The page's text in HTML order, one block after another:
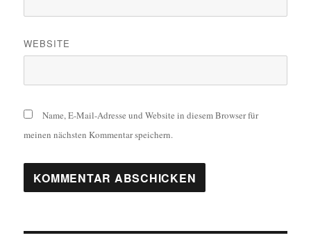
WEBSITE
Name, E-Mail-Adresse und Website in diesem Browser für
meinen nächsten Kommentar speichern.